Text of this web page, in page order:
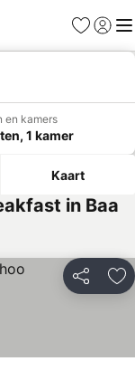
Favorieten
en kamers
1 kamer
Kaart
in Baa
Delen